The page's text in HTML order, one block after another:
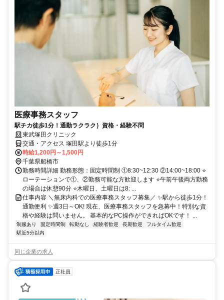
医療事務スタッフ
駅チカ徒歩1分！通勤ラクラク｝資格・経験不問
東武塚田クリニック
交通・アクセス 塚田駅より徒歩1分
時給1,200円～1,500円
千葉県船橋市
勤務時間詳細 勤務形態：固定時間制 ①8:30~12:30 ②14:00~18:00 ⭐
ローテーションで①、②勤務可能な方歓迎します ⭐午前午後両方勤務
の場合は休憩90分 ⭐木曜日、土曜日は8: ...
仕事内容 ＼無床内科での医療事務スタッフ募集／ ✨駅から徒歩1分！
通勤便利 ✨週3日～OK! 現在、医療事務スタッフを急募中！特別な資
格や経験は問いません。 基本的なPC操作ができればOKです！ ...
制服あり 固定時間制 転勤なし 経験者歓迎 長期歓迎
フルタイム歓迎
駅近5分以内
同じ企業の求人
正社員